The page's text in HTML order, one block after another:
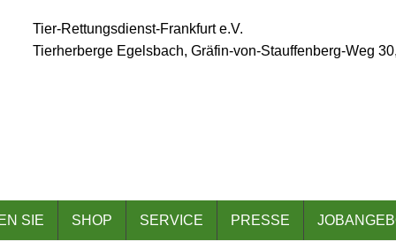
Tier-Rettungsdienst-Frankfurt e.V.
Tierherberge Egelsbach, Gräfin-von-Stauffenberg-Weg
SIE SHOP SERVICE PRESSE